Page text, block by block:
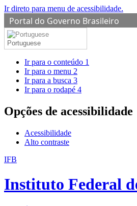
Ir direto para menu de acessibilidade.
Portal do Governo Brasileiro
Portuguese
Ir para o conteúdo 1
Ir para o menu 2
Ir para a busca 3
Ir para o rodapé 4
Opções de acessibilidade
Acessibilidade
Alto contraste
IFB
Instituto Federal